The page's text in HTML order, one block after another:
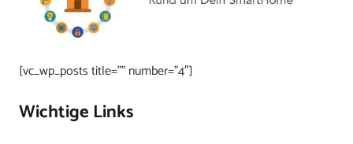
[vc_wp_posts title=”” number=”4″]
Wichtige Links